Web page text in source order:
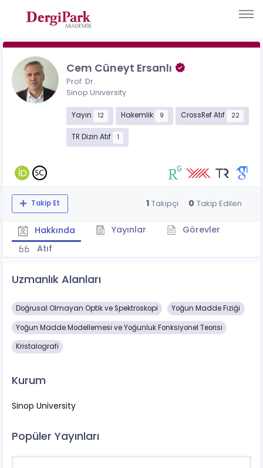
Cem Cüneyt Ersanlı
Prof. Dr.
Sinop University
Yayın 12 Hakemlik 9 CrossRef Atıf 22
TR Dizin Atıf 1
Takip Et 1 Takipçi 0 Takip Edilen
Hakkında Yayınlar
Görevler
Atıf
Uzmanlık Alanları
Doğrusal Olmayan Optik ve Spektroskopi Yoğun Madde Fiziği
Yoğun Madde Modellemesi ve Yoğunluk Fonksiyonel Teorisi
Kristalografi
Kurum
Sinop University
Popüler Yayınları